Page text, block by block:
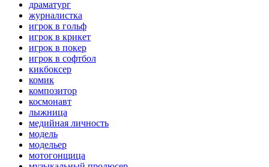
драматург
журналистка
игрок в гольф
игрок в крикет
игрок в покер
игрок в софтбол
кикбоксер
комик
композитор
космонавт
лыжница
медийная личность
модель
модельер
мотогонщица